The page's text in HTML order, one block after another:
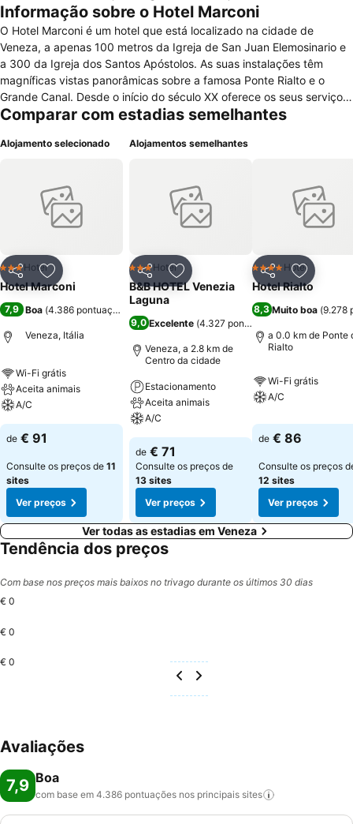
Informação sobre o Hotel Marconi
O Hotel Marconi é um hotel que está localizado na cidade de
Veneza, a apenas 100 metros da Igreja de San Juan Elemosinario e
a 300 da Igreja dos Santos Apóstolos. As suas instalações têm
magníficas vistas panorâmicas sobre a famosa Ponte Rialto e o
Grande Canal. Desde o início do século XX oferece os seus serviços
numa atmosfera familiar e próxima. Tem 26 quartos equipados com
Almoço é servido no salão, o que fez com que houvesse
folhetos e guias de informação turística da cidade. Em seus
arredores existem inúmeros bares e restaurantes que oferecem
especialidades da cozinha italiana, assim como outras ligações de
atracções de Veneza.
Comparar com estadias semelhantes
Alojamento selecionado
PartilharAdicionar aos favoritos
3 Estrelas
Hotel
Hotel Marconi
7,9 Boa (4.386 pontuações
Veneza, Itália
Wi-Fi grátis
Aceita animais
A/C
de € 91
Consulte os preços de 11
sites
Ver preços
Alojamentos semelhantes
PartilharAdicionar aos favoritos
3 Estrelas
Hotel
B&B HOTEL Venezia
Laguna
9,0Excelente (4.327 pontuações
Veneza, a 2.8 km de
Centro da cidade
Estacionamento
Aceita animais
A/C
de € 71
Consulte os preços de
13 sites
Ver preços
Partilhar
4 EstrelasHotel
Hotel Rialto
8,3 Muito boa (9.278
a 0.0 km de Ponte
Rialto
Wi-Fi grátis
A/C
de € 86
Consulte os preços
12 sites
Ver preços
Ver todas as estadias em Veneza
Tendência dos preços
Com base nos preços mais baixos no trivago durante os últimos 30 dias
€ 0
€ 0
€ 0
Avaliações
7,9 Boa
com base em 4.386 pontuações nos principais sites